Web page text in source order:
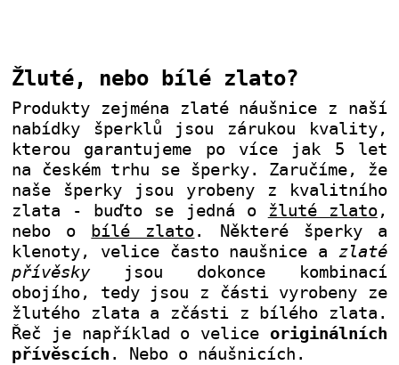
Žluté, nebo bílé zlato?
Produkty zejména zlaté náušnice z naší
nabídky šperklů jsou zárukou kvality,
kterou garantujeme po více jak 5 let
na českém trhu se šperky. Zaručíme, že
naše šperky jsou yrobeny z kvalitního
zlata - buďto se jedná o
žluté zlato,
nebo o
bílé zlato. Některé šperky a
klenoty, velice často naušnice a zlaté
přívěskyjsou dokonce kombinací
obojího, tedy jsou z části vyrobeny ze
žlutého zlata a zčásti z bílého zlata.
Řeč je například o velice originálních
přívěscích . Nebo o náušnicích.